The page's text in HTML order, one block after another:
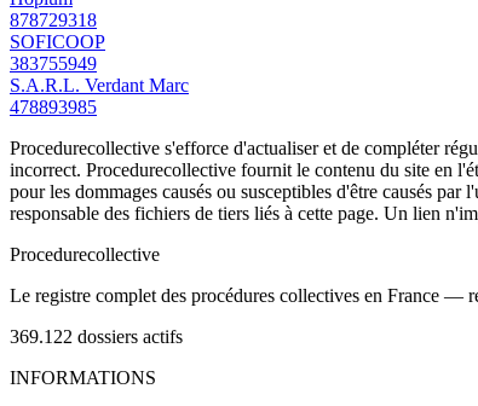
878729318
SOFICOOP
383755949
S.A.R.L. Verdant Marc
478893985
Procedurecollective s'efforce d'actualiser et de compléter
incorrect. Procedurecollective fournit le contenu du site en
pour les dommages causés ou susceptibles d'être causés
responsable des fichiers de tiers liés à cette page. Un lien
Procedurecollective
Le registre complet des procédures collectives en France —
369.122 dossiers actifs
INFORMATIONS